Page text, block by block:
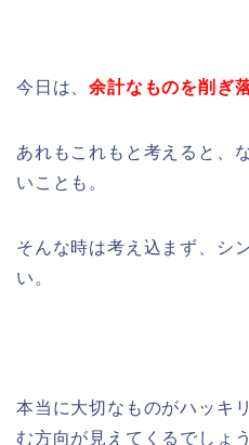
今日は、余計なものを削ぎ
あれもこれもと考えると、
いことも。
そんな時は考え込まず、シ
い。
本当に大切なものがハッキ
む方向が見えてくるでしょう